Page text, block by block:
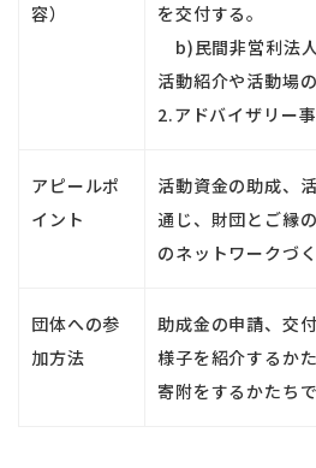
容）
を交付する。
b)民間非営利法
活動紹介や活動場
2.アドバイザリー
アピールポ
イント
活動資金の助成、
通じ、財団とご縁
のネットワークづ
団体への参
加方法
助成金の申請、交
様子を紹介するか
寄附をするかたちで